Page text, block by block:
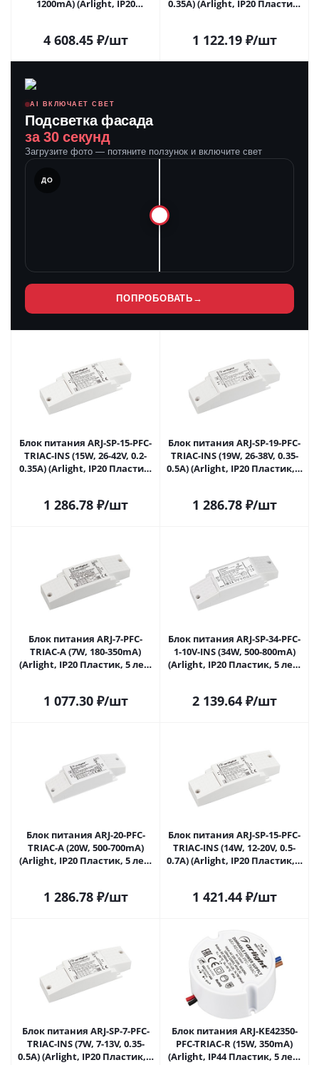
1200mA) (Arlight, IP20
4 608.45₽/шт
0.35A) (Arlight, IP20 Пластик,
1 122.19₽/шт
AI ВКЛЮЧАЕТ СВЕТ
Подсветка фасада
за 30 секунд
Загрузите фото — потяните ползунок и включите свет
ДО
ПОПРОБОВАТЬ →
Блок питания ARJ-SP-15-PFC-
TRIAC-INS (15W, 26-42V, 0.2-
0.35A) (Arlight, IP20 Пластик,
1 286.78₽/шт
Блок питания ARJ-SP-19-PFC-
TRIAC-INS (19W, 26-38V, 0.35-
0.5A) (Arlight, IP20 Пластик, 5
1 286.78₽/шт
Блок питания ARJ-7-PFC-
TRIAC-A (7W, 180-350mA)
(Arlight, IP20 Пластик, 5 лет)
1 077.30₽/шт
Блок питания ARJ-SP-34-PFC-
1-10V-INS (34W, 500-800mA)
(Arlight, IP20 Пластик, 5 лет)
2 139.64₽/шт
Блок питания ARJ-20-PFC-
TRIAC-A (20W, 500-700mA)
(Arlight, IP20 Пластик, 5 лет)
1 286.78₽/шт
Блок питания ARJ-SP-15-PFC-
TRIAC-INS (14W, 12-20V, 0.5-
0.7A) (Arlight, IP20 Пластик, 5
1 421.44₽/шт
Блок питания ARJ-SP-7-PFC-
TRIAC-INS (7W, 7-13V, 0.35-
0.5A) (Arlight, IP20 Пластик, 5
Блок питания ARJ-KE42350-
PFC-TRIAC-R (15W, 350mA)
(Arlight, IP44 Пластик, 5 лет)